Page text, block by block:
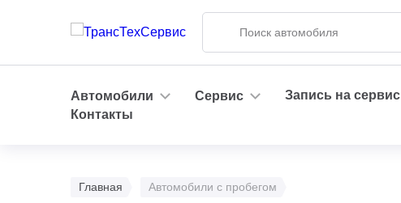
Автомобили Сервис Запись на сервис
Контакты
Главная Автомобили с пробегом